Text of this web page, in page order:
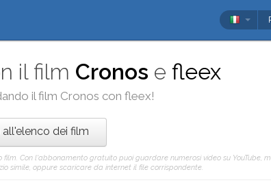
il film Cronos e fleex
il film Cronos con fleex!
all'elenco dei film
Con l'abbonamento gratuito puoi guardare numerosi video su YouTube,
simile, oppure scaricare da internet il file corrispondente.